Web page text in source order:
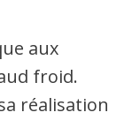
aux
froid.
réalisation